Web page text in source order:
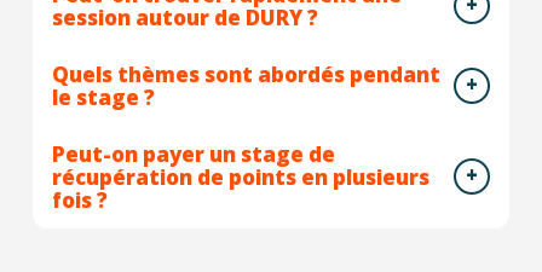
session autour de DURY ?
Quels thèmes sont abordés pendant
le stage ?
Peut-on payer un stage de
récupération de points en plusieurs
fois ?